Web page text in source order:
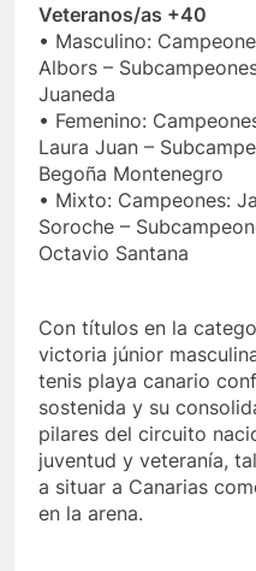
Veteranos/as +40
• Masculino:
Albors –
Juaneda
• Femenino:
Laura Juan –
Begoña Montenegro
• Mixto: Campeones:
Soroche –
Octavio Santana
Con títulos en la
victoria júnior
tenis playa canario
sostenida y su
pilares del circuito
juventud y veteranía,
a situar a Canarias
en la arena.